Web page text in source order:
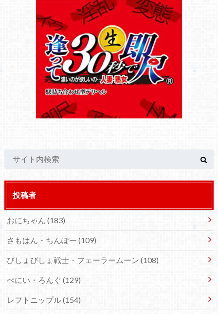
投稿者
おにちゃん (183)
さもはん・ちんぽー (109)
びしょびしょ戦士・フェーラームーン (108)
ぺにい・ろんぐ (129)
レフトニップル(154)